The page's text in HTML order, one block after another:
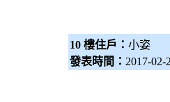
10 樓住戶： 小姿
發表時間： 2017-02-